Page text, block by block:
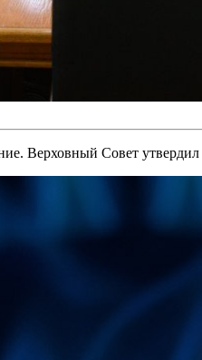
Верховный Совет утвердил